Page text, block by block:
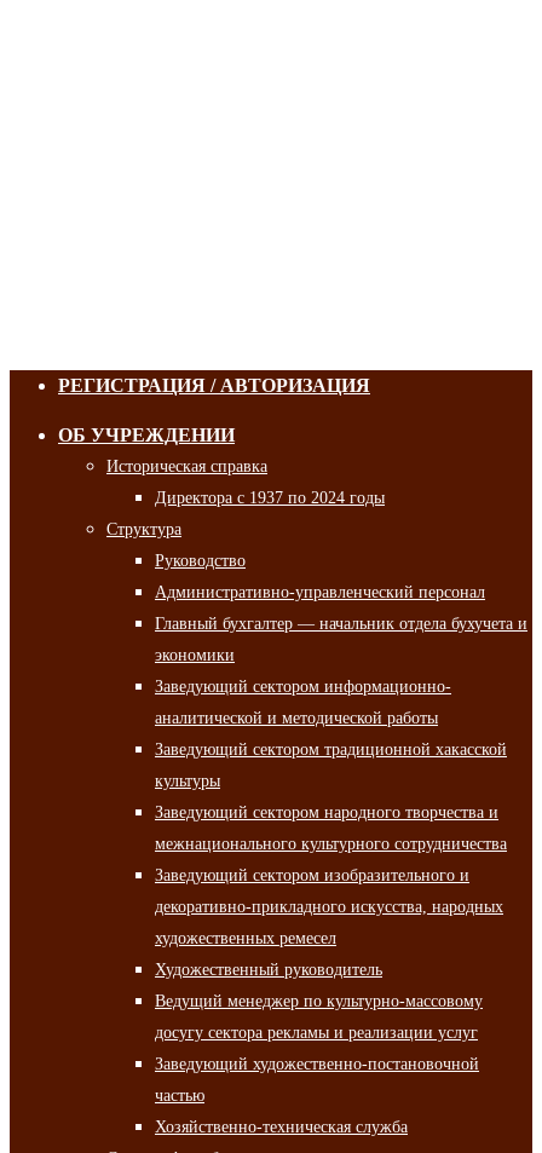
РЕГИСТРАЦИЯ / АВТОРИЗАЦИЯ
ОБ УЧРЕЖДЕНИИ
Историческая справка
Директора с 1937 по 2024 годы
Структура
Руководство
Административно-управленческий персонал
Главный бухгалтер — начальник отдела бухучета и
экономики
Заведующий сектором информационно-
аналитической и методической работы
Заведующий сектором традиционной хакасской
культуры
Заведующий сектором народного творчества и
межнационального культурного сотрудничества
Заведующий сектором изобразительного и
декоративно-прикладного искусства, народных
художественных ремесел
Художественный руководитель
Ведущий менеджер по культурно-массовому
досугу сектора рекламы и реализации услуг
Заведующий художественно-постановочной
частью
Хозяйственно-техническая служба